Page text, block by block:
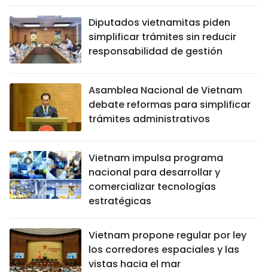
Diputados vietnamitas piden
simplificar trámites sin reducir
responsabilidad de gestión
Asamblea Nacional de Vietnam
debate reformas para simplificar
trámites administrativos
Vietnam impulsa programa
nacional para desarrollar y
comercializar tecnologías
estratégicas
Vietnam propone regular por ley
los corredores espaciales y las
vistas hacia el mar